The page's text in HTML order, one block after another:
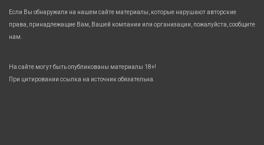
Если Вы обнаружили на нашем сайте материалы, которые нарушают авторские
права, принадлежащие Вам, Вашей компании или организации, пожалуйста, сообщите
нам.
На сайте могут быть опубликованы материалы 18+!
При цитировании ссылка на источник обязательна.